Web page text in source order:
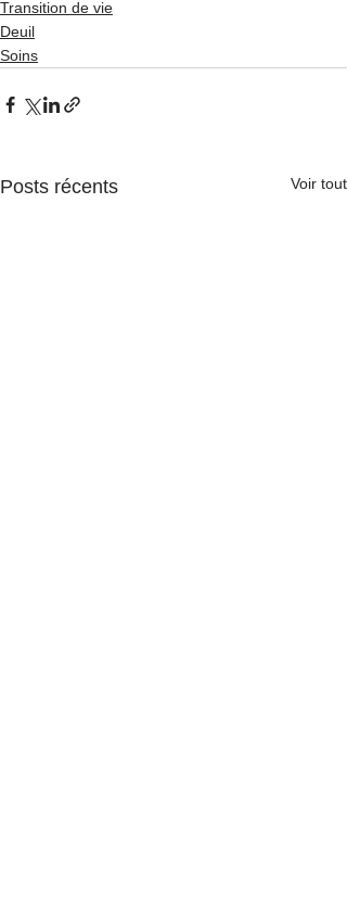
Transition de vie
Deuil
Soins
Posts récents Voir tout